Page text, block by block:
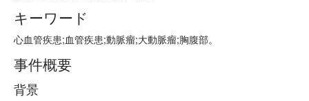
キーワード
心血管疾患;血管疾患;動脈瘤;大動脈瘤;胸腹部。
事件概要
背景